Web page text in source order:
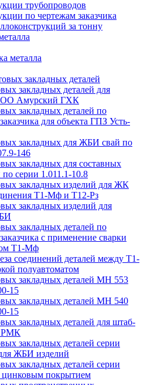
трубопроводов
по чертежам заказчика
за тонну
металла
закладных деталей
закладных деталей для
Амурский ГХК
закладных деталей по
для объекта ГПЗ Усть-
закладных для ЖБИ свай по
146
закладных для составных
серии 1.011.1-10.8
закладных изделий для ЖК
Т1-Мф и Т12-Рз
закладных изделий для
закладных деталей по
с применение сварки
Т1-Мф
соединений деталей между Т1-
полуавтоматом
закладных деталей МН 553
15
закладных деталей МН 540
15
закладных деталей для штаб-
РМК
закладных деталей серии
ЖБИ изделий
закладных деталей серии
цинковым покрытием